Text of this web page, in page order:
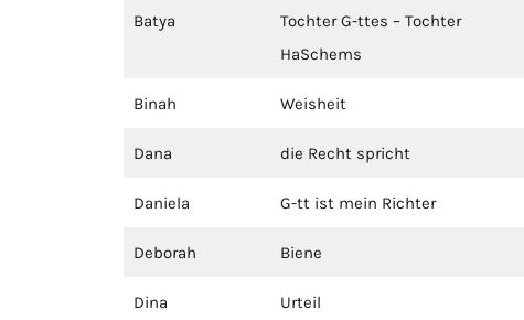
Batya
Tochter G-ttes – Tochter
HaSchems
Binah Weisheit
Dana die Recht spricht
Daniela G-tt ist mein Richter
Deborah Biene
Dina Urteil